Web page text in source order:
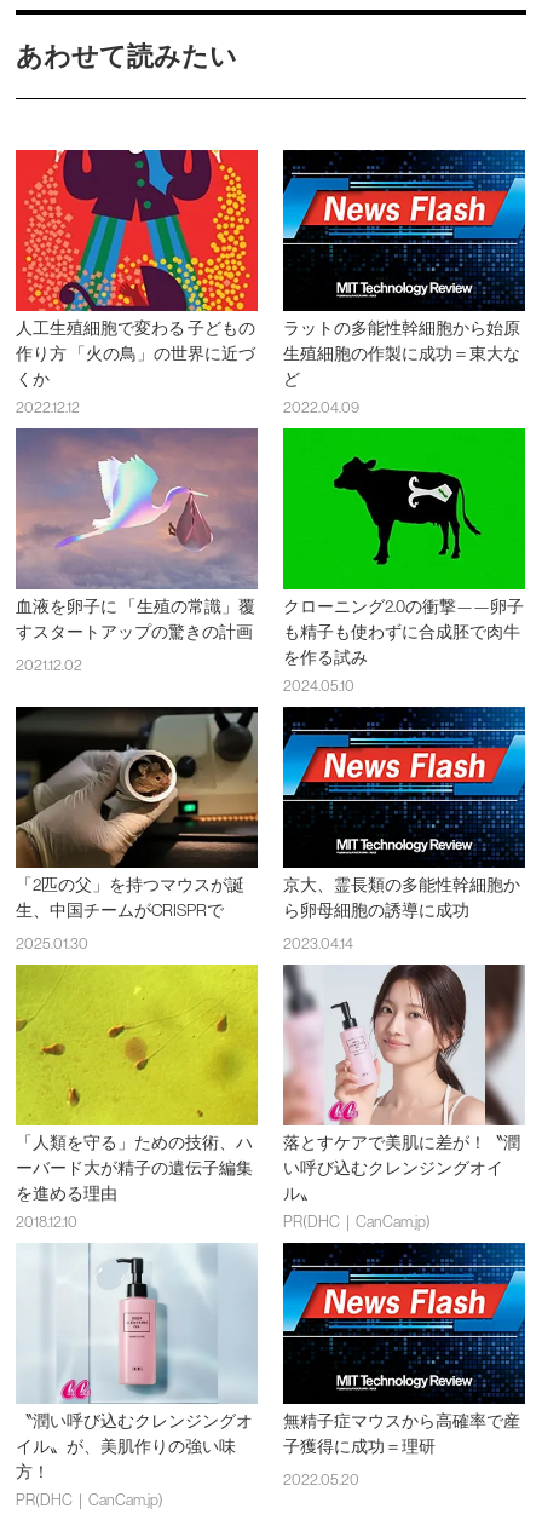
あわせて読みたい
人工生殖細胞で変わる 子どもの
作り方 「火の鳥」の世界に近づ
くか
2022.12.12
ラットの多能性幹細胞から始原
生殖細胞の作製に成功＝東大な
ど
2022.04.09
血液を卵子に 「生殖の常識」覆
すスタートアップの驚きの計画
2021.12.02
クローニング2.0の衝撃——卵子
も精子も使わずに合成胚で肉牛
を作る試み
2024.05.10
「2匹の父」を持つマウスが誕
生、中国チームがCRISPRで
2025.01.30
京大、霊長類の多能性幹細胞か
ら卵母細胞の誘導に成功
2023.04.14
「人類を守る」ための技術、ハ
ーバード大が精子の遺伝子編集
を進める理由
2018.12.10
落とすケアで美肌に差が！〝潤
い呼び込むクレンジングオイ
ル〟
PR(DHC｜CanCam.jp)
〝潤い呼び込むクレンジングオ
イル〟が、美肌作りの強い味
方！
PR(DHC｜CanCam.jp)
無精子症マウスから高確率で産
子獲得に成功＝理研
2022.05.20